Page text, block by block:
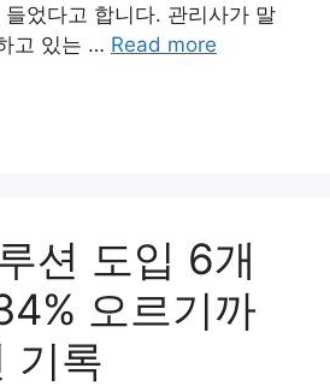
들었다고 합니다. 관리사가 말
고 있는 … Read more
션 도입 6개
오르기까
기록